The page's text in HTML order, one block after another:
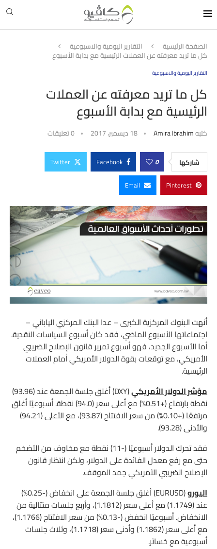
الصفحة الرئيسية التقارير اليومية والاسبوعية
كل ما تريد معرفته عن العملات الرئيسية مع بدابة الأسبوع
التقارير اليومية والاسبوعية
كل ما تريد معرفته عن العملات
الرئيسية مع بدابة الأسبوع
كتبهAmira Ibrahim 18 ديسمبر، 2017 0 تعليقات
شاركها 0
Facebook
Twitter
Pinterest
Email
أنهت البنوك المركزية الكبرى – عدا البنك المركزي الياباني –
اجتماعاتها الأسبوع الماضي، فقد كان أسبوع السياسات النقدية.
أما الأسبوع الجديد، فهو أسبوع تمرير قانون الإصلاح الضريبي
الأمريكي، مع توقعات بقوة الدولار الأمريكي أمام العملات
الرئيسية.
مؤشر الدولار الأمريكي
(DXY) أغلق جلسة الجمعة عند (93.96)
نقطة بارتفاع (+0.51%) مع أعلى سعر (94.0) نقطة. أسبوعيًا أغلق
مرتفعًا (+0.10%) من سعر الافتتاح (93.87)، مع الأعلى (94.21)
والأدنى (93.28).
فقد تحرك الدولار أسبوعيًا (-11) نقطة مع مخاوف من التضخم
حتى مع رفع معدل الفائدة على الدولار، ولكن انتظار قانون
الإصلاح الضريبي الأمريكي جمد الموقف.
اليورو
(EURUSD) أغلق جلسة الجمعة على انخفاض (-0.25%)
عند (1.1749) مع أعلى سعر (1.1812)، وأربع جلسات متتالية من
الانخفاض. أسبوعيًا انخفض (-0.13%) من سعر الافتتاح (1.1766)،
مع أعلى سعر (1.1862) وأدنى سعر (1.1718)، وثلاث جلسات
أسبوعية مع خسائر.